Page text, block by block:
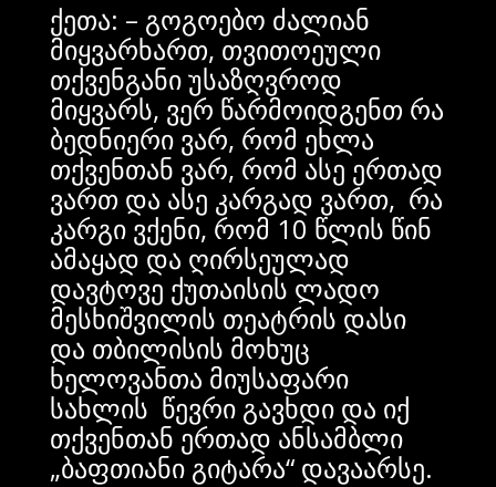
ქეთა: – გოგოებო ძალიან
მიყვარხართ, თვითოეული
თქვენგანი უსაზღვროდ
მიყვარს, ვერ წარმოიდგენთ რა
ბედნიერი ვარ, რომ ეხლა
თქვენთან ვარ, რომ ასე ერთად
ვართ და ასე კარგად ვართ, რა
კარგი ვქენი, რომ 10 წლის წინ
ამაყად და ღირსეულად
დავტოვე ქუთაისის ლადო
მესხიშვილის თეატრის დასი
და თბილისის მოხუც
ხელოვანთა მიუსაფარი
სახლის წევრი გავხდი და იქ
თქვენთან ერთად ანსამბლი
„ბაფთიანი გიტარა“ დავაარსე.